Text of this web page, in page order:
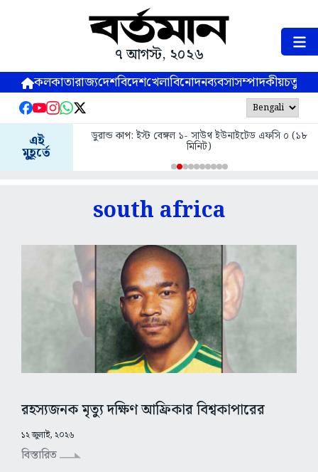
৭ আগস্ট, ২০২৬
কলকাতারাজ্যদেশবিদেশখেলাবিনোদনব্যবসাসম্পাদকীয়
এই
মুহূর্তে
ডুরান্ড কাপ: ইস্ট বেঙ্গল ১- সাউথ ইউনাইটেড এফসি ০ (১৮
মিনিট)
south africa
রহস্যজনক মৃত্যু দক্ষিণ আফ্রিকার বিশ্বকাপারের
১২ জুলাই, ২০২৬
বিস্তারিত